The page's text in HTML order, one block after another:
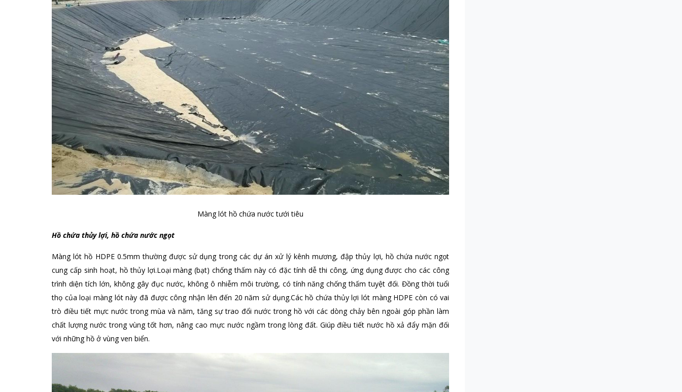
Màng lót hồ chứa nước tưới tiêu
Hồ chứa thủy lợi, hồ chứa nước ngọt
Màng lót hồ HDPE 0.5mm thường được sử dụng trong các dự án xử lý kênh mương, đập thủy lợi, hồ chứa nước ngọt
cung cấp sinh hoạt, hồ thủy lợi.Loại màng (bạt) chống thấm này có đặc tính dễ thi công, ứng dụng được cho các công
trình diện tích lớn, không gây đục nước, không ô nhiễm môi trường, có tính năng chống thấm tuyệt đối. Đồng thời tuổi
thọ của loại màng lót này đã được công nhận lên đến 20 năm sử dụng.Các hồ chứa thủy lợi lót màng HDPE còn có vai
trò điều tiết mực nước trong mùa và năm, tăng sự trao đổi nước trong hồ với các dòng chảy bên ngoài góp phần làm
chất lượng nước trong vùng tốt hơn, nâng cao mực nước ngầm trong lòng đất. Giúp điều tiết nước hồ xả đẩy mặn đối
với những hồ ở vùng ven biển.